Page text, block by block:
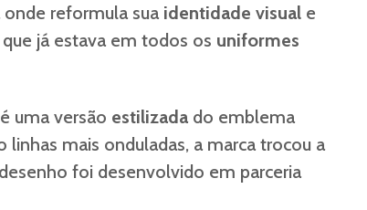
onde reformula sua identidade visual e
que já estava em todos os uniformes
uma versão estilizada do emblema
mais onduladas, a marca trocou a
foi desenvolvido em parceria